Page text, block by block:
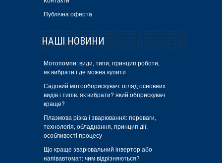
Публічна оферта
НАШІ НОВИНИ
Мотопомпи: види, типи, принцип роботи,
як вибрати і де можна купити
Садовий мотообприскувач: огляд основних
видів і типів. як вибрати? який обприскувач
краще?
Плазмова різка і зварювання: переваги,
технологія, обладнання, принцип дії,
особливості процесу
Що краще зварювальний інвертор або
напівавтомат: чим відрізняються?